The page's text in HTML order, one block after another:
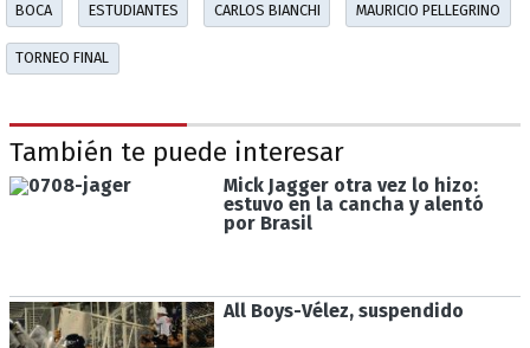
BOCA ESTUDIANTES CARLOS BIANCHI MAURICIO PELLEGRINO
TORNEO FINAL
También te puede interesar
Mick Jagger otra vez lo hizo:
estuvo en la cancha y alentó
por Brasil
All Boys-Vélez, suspendido